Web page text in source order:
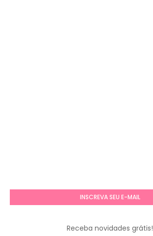
INSCREVA SEU E-MAIL
Receba novidades grátis!